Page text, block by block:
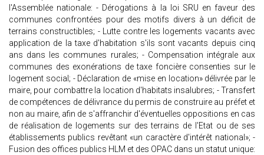
l'Assemblée nationale: - Dérogations à la loi SRU en faveur des
communes confrontées pour des motifs divers à un déficit de
terrains constructibles; - Lutte contre les logements vacants avec
application de la taxe d'habitation s'ils sont vacants depuis cinq
ans dans les communes rurales; - Compensation intégrale aux
communes des exonérations de taxe foncière consenties sur le
logement social; - Déclaration de «mise en location» délivrée par le
maire, pour combattre la location d'habitats insalubres; - Transfert
de compétences de délivrance du permis de construire au préfet et
non au maire, afin de s'affranchir d'éventuelles oppositions en cas
de réalisation de logements sur des terrains de l'Etat ou de ses
établissements publics revêtant «un caractère d'intérêt national»; -
Fusion des offices publics HLM et des OPAC dans un statut unique: